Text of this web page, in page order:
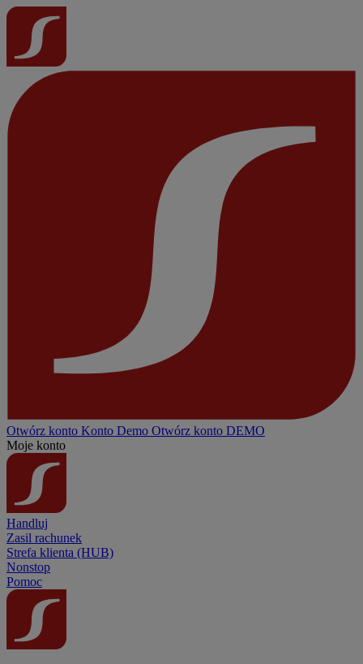
Otwórz konto Konto Demo Otwórz konto DEMO
Moje konto
Handluj
Zasil rachunek
Strefa klienta (HUB)
Nonstop
Pomoc